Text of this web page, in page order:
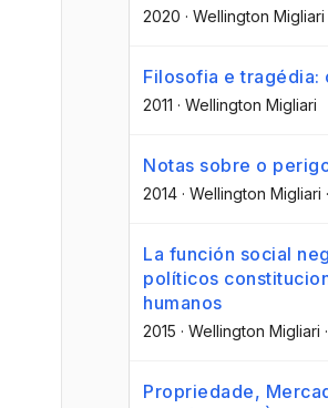
2020 · Wellington Migliari
Filosofia e tragédia:
2011 · Wellington Migliari
Notas sobre o
2014 · Wellington Migliari ·
La función social
políticos
humanos
2015 · Wellington Migliari ·
Propriedade,